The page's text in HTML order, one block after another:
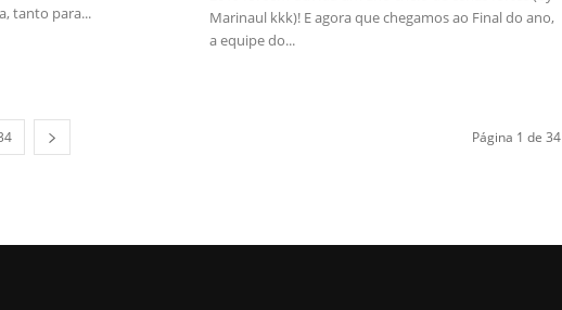
tanto para...
Marinaul kkk)! E agora que chegamos ao Final do ano,
a equipe do...
Página 1 de 34